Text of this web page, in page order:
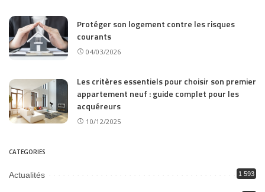
Protéger son logement contre les risques
courants
04/03/2026
Les critères essentiels pour choisir son premier
appartement neuf : guide complet pour les
acquéreurs
10/12/2025
CATEGORIES
Actualités 1 593